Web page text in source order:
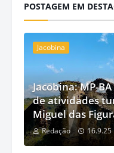
POSTAGEM EM
Jacobina
Jacobina: MP-
de atividades
Miguel das
Redação 16.9.25